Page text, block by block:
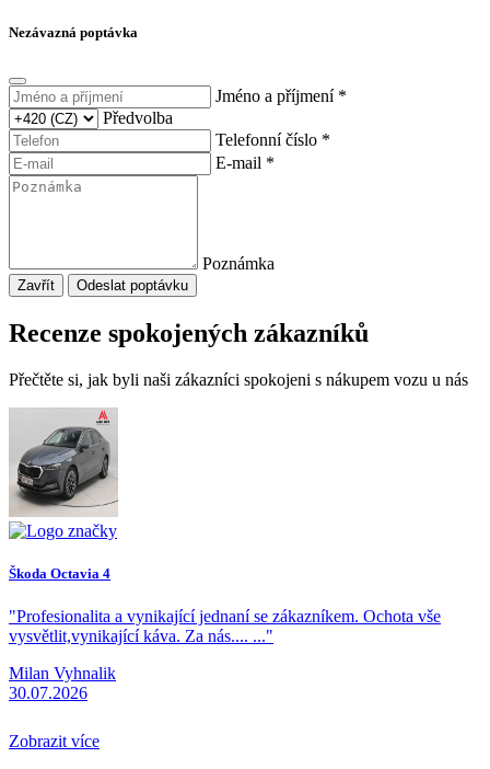
Nezávazná poptávka
Jméno a příjmení *
Předvolba
Telefonní číslo *
E-mail *
Poznámka
Zavřít Odeslat poptávku
Recenze spokojených zákazníků
Přečtěte si, jak byli naši zákazníci spokojeni s nákupem vozu u nás
Škoda Octavia 4
"Profesionalita a vynikající jednaní se zákazníkem. Ochota vše
vysvětlit,vynikající káva. Za nás.... ..."
Milan Vyhnalik
30.07.2026
Zobrazit více